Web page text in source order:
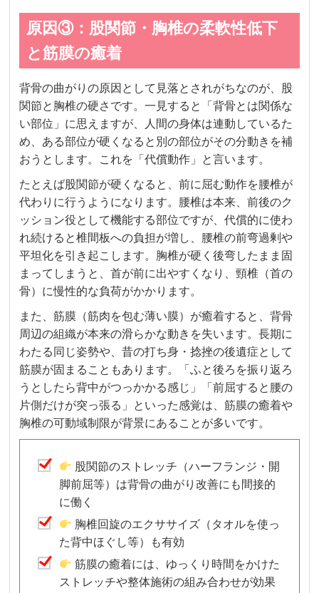
原因③：股関節・胸椎の柔軟性低下
と筋膜の癒着
背骨の曲がりの原因として見落とされがちなのが、股
関節と胸椎の硬さです。一見すると「背骨とは関係な
い部位」に思えますが、人間の身体は連動しているた
め、ある部位が硬くなると別の部位がその分動きを補
おうとします。これを「代償動作」と言います。
たとえば股関節が硬くなると、前に屈む動作を腰椎が
代わりに行うようになります。腰椎は本来、前後のク
ッション役として機能する部位ですが、代償的に使わ
れ続けると椎間板への負担が増し、腰椎の前弯過剰や
平坦化を引き起こします。胸椎が硬く後弯したまま固
まってしまうと、首が前に出やすくなり、頸椎（首の
骨）に慢性的な負荷がかかります。
また、筋膜（筋肉を包む薄い膜）が癒着すると、背骨
周辺の組織が本来の滑らかな動きを失います。長期に
わたる同じ姿勢や、昔の打ち身・捻挫の後遺症として
筋膜が固まることもあります。「ふと後ろを振り返ろ
うとしたら背中がつっかかる感じ」「前屈すると腰の
片側だけが突っ張る」といった感覚は、筋膜の癒着や
胸椎の可動域制限が背景にあることが多いです。
股関節のストレッチ（ハーフランジ・開
脚前屈等）は背骨の曲がり改善にも間接的
に働く
胸椎回旋のエクササイズ（タオルを使っ
た背中ほぐし等）も有効
筋膜の癒着には、ゆっくり時間をかけた
ストレッチや整体施術の組み合わせが効果